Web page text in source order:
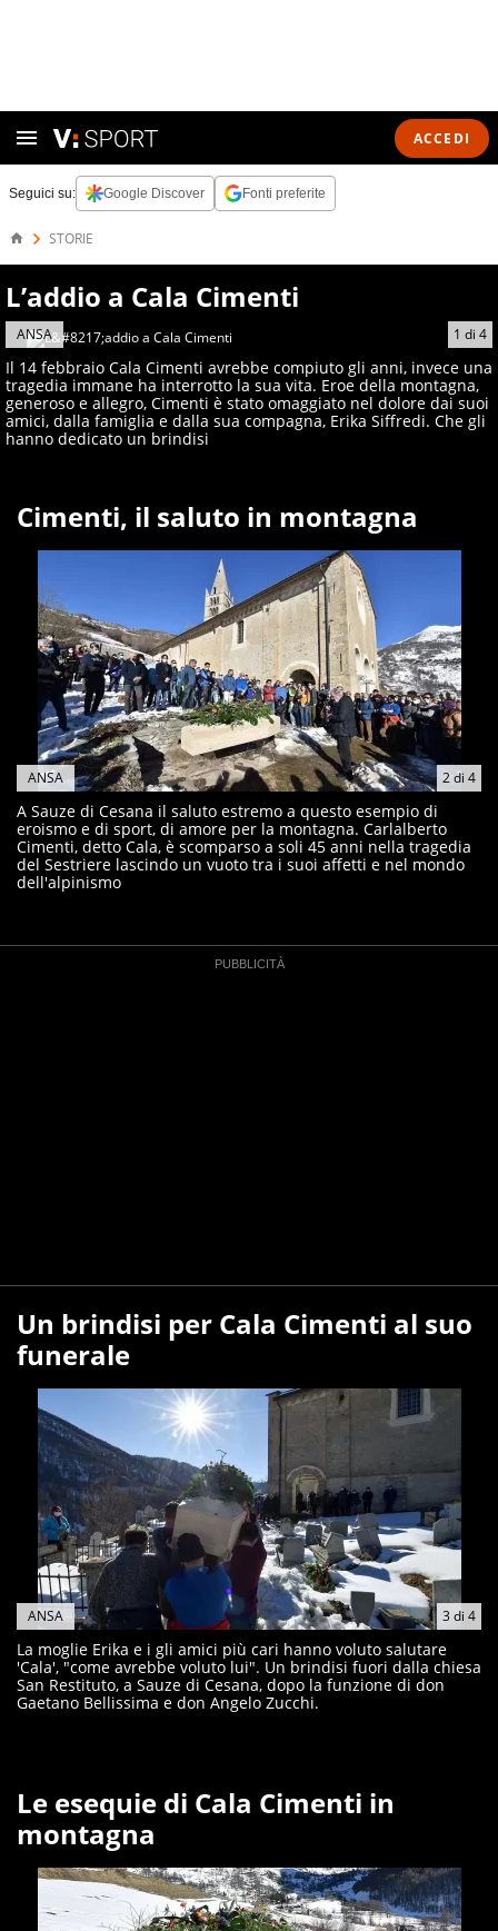
ACCEDI
Seguici su: Google Discover Fonti preferite
STORIE
L’addio a Cala Cimenti
1 di 4
ANSA
Il 14 febbraio Cala Cimenti avrebbe compiuto gli anni, invece una
tragedia immane ha interrotto la sua vita. Eroe della montagna,
generoso e allegro, Cimenti è stato omaggiato nel dolore dai suoi
amici, dalla famiglia e dalla sua compagna, Erika Siffredi. Che gli
hanno dedicato un brindisi
Cimenti, il saluto in montagna
2di 4
ANSA
A Sauze di Cesana il saluto estremo a questo esempio di
eroismo e di sport, di amore per la montagna. Carlalberto
Cimenti, detto Cala, è scomparso a soli 45 anni nella tragedia
del Sestriere lascindo un vuoto tra i suoi affetti e nel mondo
dell'alpinismo
Un brindisi per Cala Cimenti al suo
funerale
3di 4
ANSA
La moglie Erika e i gli amici più cari hanno voluto salutare
'Cala', "come avrebbe voluto lui". Un brindisi fuori dalla chiesa
San Restituto, a Sauze di Cesana, dopo la funzione di don
Gaetano Bellissima e don Angelo Zucchi.
Le esequie di Cala Cimenti in
montagna